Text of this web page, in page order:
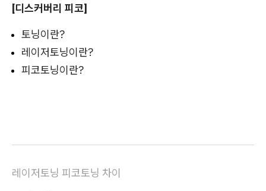
[디스커버리 피코]
토닝이란?
레이저토닝이란?
피코토닝이란?
레이저토닝 피코토닝 차이